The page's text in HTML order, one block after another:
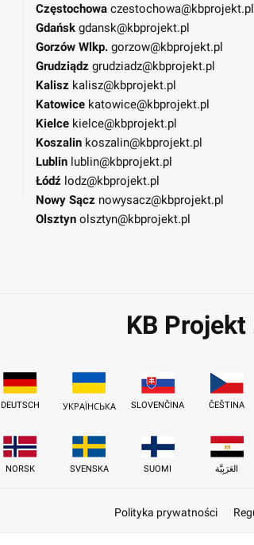
Częstochowa czestochowa@kbprojekt.pl
Gdańsk gdansk@kbprojekt.pl
Gorzów Wlkp. gorzow@kbprojekt.pl
Grudziądz grudziadz@kbprojekt.pl
Kalisz kalisz@kbprojekt.pl
Katowice katowice@kbprojekt.pl
Kielce kielce@kbprojekt.pl
Koszalin koszalin@kbprojekt.pl
Lublin lublin@kbprojekt.pl
Łódź lodz@kbprojekt.pl
Nowy Sącz nowysacz@kbprojekt.pl
Olsztyn olsztyn@kbprojekt.pl
KB
DEUTSCH УКРАЇНСЬКА SLOVENČINA ČEŠTINA
NORSK SVENSKA SUOMI العَرَبِيَّة
Polityka prywatności